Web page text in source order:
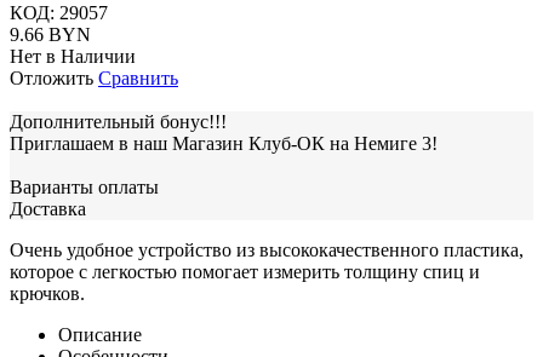
КОД: 29057
9.66 BYN
Нет в Наличии
Отложить Сравнить
Дополнительный бонус!!!
Приглашаем в наш Магазин Клуб-ОК на Немиге 3!
Варианты оплаты
Доставка
Очень удобное устройство из высококачественного пластика,
которое с легкостью помогает измерить толщину спиц и
крючков.
Описание